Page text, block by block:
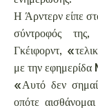
Η Άρντερν είπε
σύντροφός
Γκέιφορντ,
με την
«Αυτό δεν
οπότε